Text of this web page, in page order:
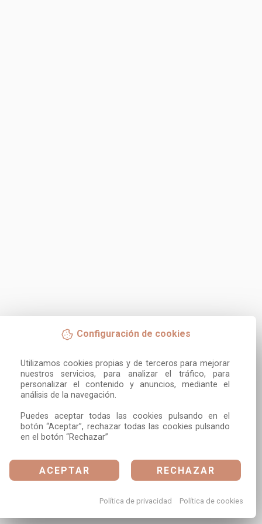
Configuración de cookies
Utilizamos cookies propias y de terceros para mejorar
nuestros servicios, para analizar el tráfico, para
personalizar el contenido y anuncios, mediante el
análisis de la navegación.
Puedes aceptar todas las cookies pulsando en el
botón “Aceptar”, rechazar todas las cookies pulsando
en el botón “Rechazar”
ACEPTAR RECHAZAR
Política de privacidad Política de cookies